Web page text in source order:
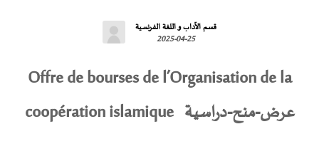
قسم الآداب و اللغة الفرنسية
2025-04-25
Offre de bourses de l’Organisation de la
coopération islamique عرض-منح-دراسية